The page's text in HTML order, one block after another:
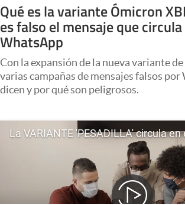
Negocios
Columnistas
Apertura
Clase
Eventos Corporativos
Qué es la variante Ómicron
es falso el mensaje que
WhatsApp
Con la expansión de la nueva variante
varias campañas de mensajes falsos
dicen y por qué son peligrosos.